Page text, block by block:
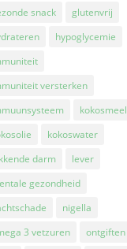
snack
glutenvrij
hypoglycemie
versterken
kokosmeel
kokoswater
darm
lever
gezondheid
nigella
3 vetzuren
ontgiften